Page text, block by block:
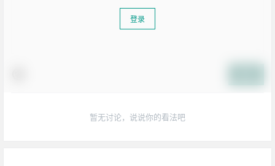
登录
暂无讨论，说说你的看法吧
心情也舒畅了！